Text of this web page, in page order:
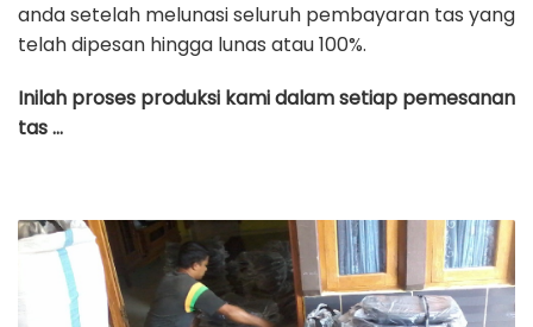
anda setelah melunasi seluruh pembayaran tas yang
telah dipesan hingga lunas atau 100%.
Inilah proses produksi kami dalam setiap pemesanan
tas …